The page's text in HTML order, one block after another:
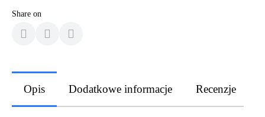
Share on
Opis Dodatkowe informacje Recenzje